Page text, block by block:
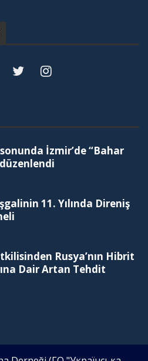
İzmir’de “Bahar
İşgalinin 11. Yılında Direniş
Rusya’nın Hibrit
Dair Artan Tehdit